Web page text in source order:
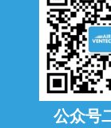
公众号